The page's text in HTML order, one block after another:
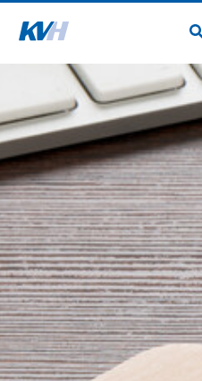
Zur Startseite